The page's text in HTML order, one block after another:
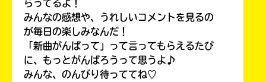
らってるよ！
みんなの感想や、うれしいコメントを見るの
が毎日の楽しみなんだ！
「新曲がんばって」って言ってもらえるたび
に、もっとがんばろうって思うよ♪
みんな、のんびり待っててね♡